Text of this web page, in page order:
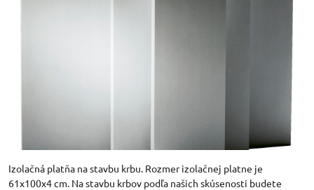
Izolačná platňa na stavbu krbu. Rozmer izolačnej platne je
61x100x4 cm. Na stavbu krbov podľa našich skúsenosti budete